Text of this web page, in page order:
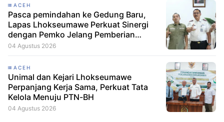
ACEH
Pasca pemindahan ke Gedung Baru,
Lapas Lhokseumawe Perkuat Sinergi
dengan Pemko Jelang Pemberian
Remisi HUT RI
04 Agustus 2026
ACEH
Unimal dan Kejari Lhokseumawe
Perpanjang Kerja Sama, Perkuat Tata
Kelola Menuju PTN-BH
04 Agustus 2026